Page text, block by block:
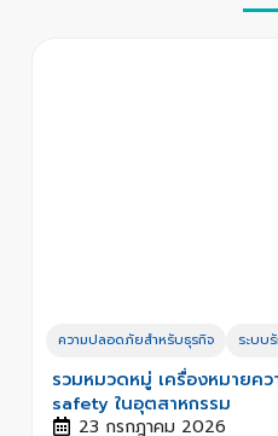
ความปลอดภัยสำหรับธุรกิจ ระบบ
รวมหมวดหมู่ เครื่องหมาย
safety ในอุตสาหกรรม
23 กรกฎาคม 2026